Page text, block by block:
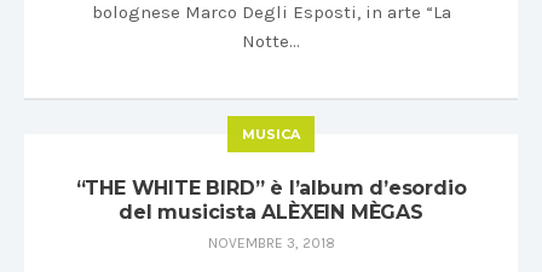
bolognese Marco Degli Esposti, in arte “La
Notte…
MUSICA
“THE WHITE BIRD” è l’album d’esordio
del musicista ALÈXEIN MÈGAS
NOVEMBRE 3, 2018